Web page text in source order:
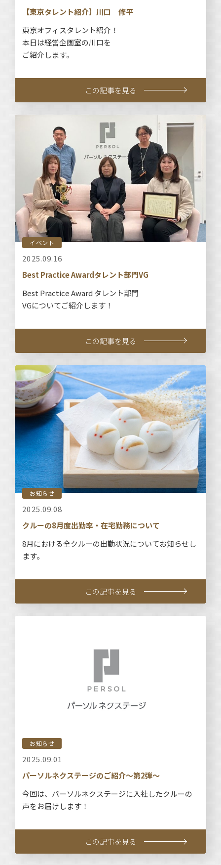
【東京タレント紹介】川口 修平
東京オフィスタレント紹介！
本日は経営企画室の川口を
ご紹介します。
この記事を見る
イベント
2025.09.16
Best Practice Awardタレント部門VG
Best Practice Award タレント部門
VGについてご紹介します！
この記事を見る
お知らせ
2025.09.08
クルーの8月度出勤率・在宅勤務について
8月における全クルーの出勤状況についてお知らせし
ます。
この記事を見る
お知らせ
2025.09.01
パーソルネクステージのご紹介～第2弾～
今回は、パーソルネクステージに入社したクルーの
声をお届けします！
この記事を見る